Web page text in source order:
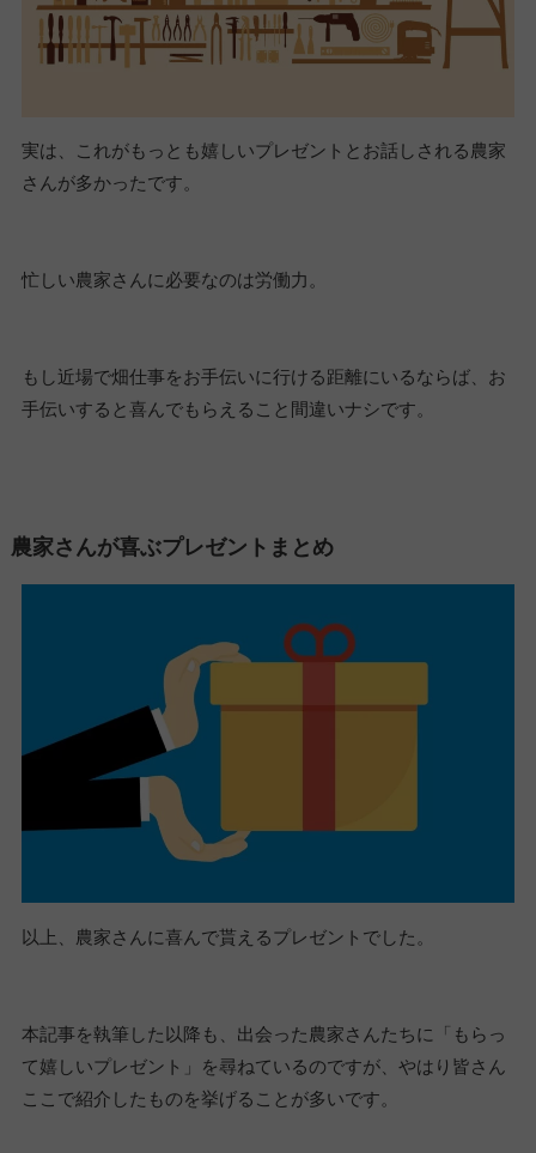
実は、これがもっとも嬉しいプレゼントとお話しされる農家
さんが多かったです。
忙しい農家さんに必要なのは労働力。
もし近場で畑仕事をお手伝いに行ける距離にいるならば、お
手伝いすると喜んでもらえること間違いナシです。
農家さんが喜ぶプレゼントまとめ
以上、農家さんに喜んで貰えるプレゼントでした。
本記事を執筆した以降も、出会った農家さんたちに「もらっ
て嬉しいプレゼント」を尋ねているのですが、やはり皆さん
ここで紹介したものを挙げることが多いです。